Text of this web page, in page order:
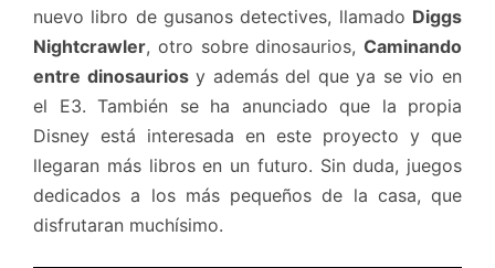
nuevo libro de gusanos detectives, llamado Diggs
Nightcrawler, otro sobre dinosaurios, Caminando
entre dinosauriosy además del que ya se vio en
el E3. También se ha anunciado que la propia
Disney está interesada en este proyecto y que
llegaran más libros en un futuro. Sin duda, juegos
dedicados a los más pequeños de la casa, que
disfrutaran muchísimo.